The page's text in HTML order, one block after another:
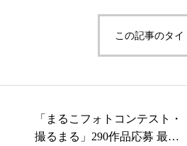
この記事のタ
「まるこフォトコンテスト・
撮るまる」290作品応募 最優